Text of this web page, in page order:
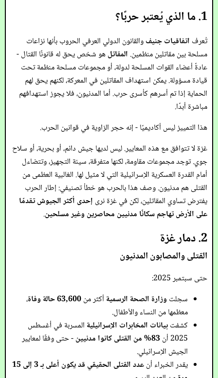
1. ما الذي يُعتبر حربًا؟
تُعرف اتفاقيات جنيفوالقانون الدولي العرفي الحروب بأنها نزاعات
مسلحة بين مقاتلين منظمين. المقاتلهو شخص يحق له قانونًا القتال -
عادةً أعضاء القوات المسلحة لدولة، أو مجموعات مسلحة منظمة تحت
قيادة مسؤولة. يمكن استهداف المقاتلين في المعركة، لكنهم يحق لهم
الحماية إذا تم أسرهم كأسرى حرب. أما المدنيون، فلا يجوز استهدافهم
مباشرة أبدًا.
هذا التمييز ليس أكاديميًا - إنه حجر الزاوية في قوانين الحرب.
غزة لا تتوافق مع هذه المعايير. ليس لديها جيش دائم، أو بحرية، أو سلاح
جوي. توجد مجموعات مقاومة، لكنها متفرقة، سيئة التجهيز، وتتضاءل
أمام القدرة العسكرية الإسرائيلية التي لا مثيل لها. الغالبية العظمى من
القتلى هم مدنيون. وصف هذا بالحرب هو خطأ تصنيفي: إطار الحرب
يفترض تساوي المقاتلين، لكن في غزة نرى إحدى أكثر الجيوش تقدمًا
على الأرض تهاجم سكانًا مدنيين محاصرين وغير مسلحين.
2. دمار غزة
القتلى والمصابون المدنيون
حتى سبتمبر 2025:
سجلت وزارة الصحة الرسمية أكثر من63,600 حالة وفاة
،
معظمها من النساء والأطفال.
كشفتبيانات المخابرات الإسرائيلية المسربة في أغسطس
2025 أن
83% من القتلى كانوا مدنيين
- حتى وفقًا لمعايير
الجيش الإسرائيلي.
يقدر الخبراء أن
عدد القتلى الحقيقي قد يكون أعلى بـ 3 إلى 15